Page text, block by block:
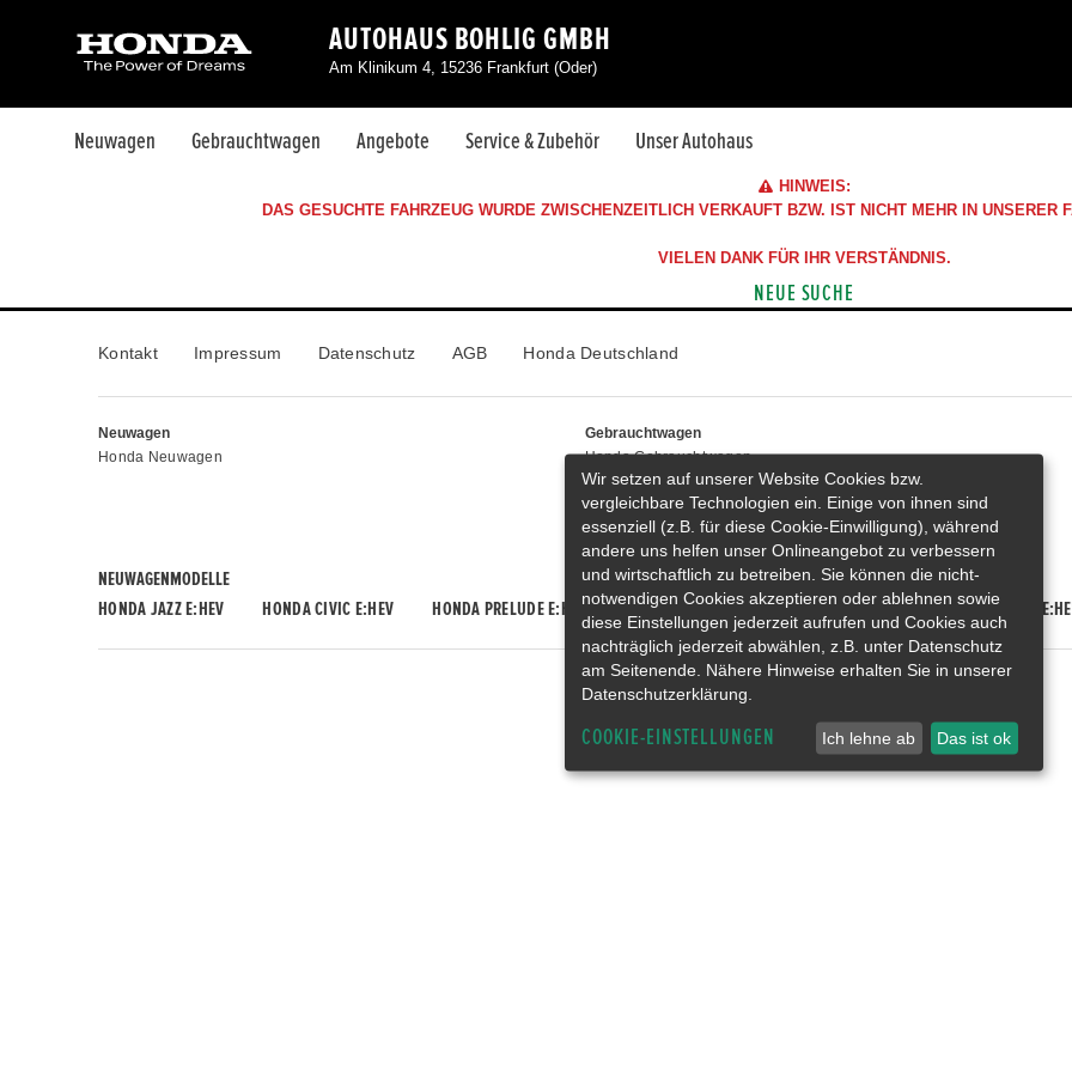
AUTOHAUS BOHLIG GMBH
Am Klinikum 4, 15236 Frankfurt (Oder)
Neuwagen Gebrauchtwagen Angebote Service & Zubehör Unser Autohaus
HINWEIS:
DAS GESUCHTE FAHRZEUG WURDE ZWISCHENZEITLICH VERKAUFT BZW. IST NICHT MEHR IN UNSERER
VIELEN DANK FÜR IHR VERSTÄNDNIS.
NEUE SUCHE
Kontakt Impressum Datenschutz AGB Honda Deutschland
Neuwagen
Honda Neuwagen
Gebrauchtwagen
Honda Gebrauchtwagen
Honda Vorführwagen
Gesamtbestand
NEUWAGENMODELLE
HONDA JAZZ E:HEV
HONDA CIVIC E:HEV HONDA PRELUDE E:HEV HONDA HR-V E:HEV HONDA ZR-V E:HEV HONDA CR-V
Wir setzen auf unserer Website Cookies bzw.
vergleichbare Technologien ein. Einige von ihnen sind
essenziell (z.B. für diese Cookie-Einwilligung), während
andere uns helfen unser Onlineangebot zu verbessern
und wirtschaftlich zu betreiben. Sie können die nicht-
notwendigen Cookies akzeptieren oder ablehnen sowie
diese Einstellungen jederzeit aufrufen und Cookies auch
nachträglich jederzeit abwählen, z.B. unter Datenschutz
am Seitenende. Nähere Hinweise erhalten Sie in unserer
Datenschutzerklärung.
COOKIE-EINSTELLUNGEN Ich lehne ab Das ist ok